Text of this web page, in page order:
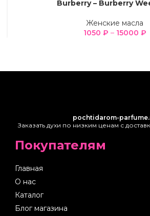
Burberry – Burberry
Женские масла
1050 ₽ – 15000 ₽
pochtidarom-
Заказать духи по низким ценам с
Покупателям
Главная
О нас
Каталог
Блог магазина